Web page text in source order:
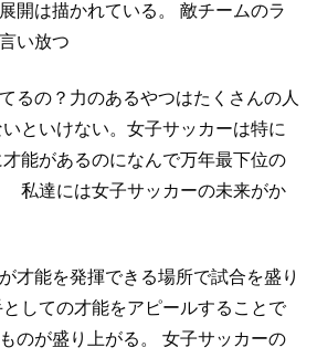
開は描かれている。
敵チームのラ
い放つ
るの？力のあるやつはたくさんの人
といけない。女子サッカーは特に
能があるのになんで万年最下位の
私達には女子サッカーの未来がか
才能を発揮できる場所で試合を盛り
しての才能をアピールすることで
のが盛り上がる。
女子サッカーの